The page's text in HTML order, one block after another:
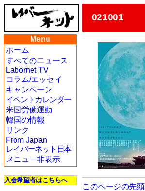
021001
Menu
ホーム
すべてのニュース
Labornet TV
コラム/エッセイ
キャンペーン
イベントカレンダー
米国労働運動
韓国の情報
リンク
From Japan
レイバーネット日本
メニュー非表示
入会希望者はこちらへ
このページの先